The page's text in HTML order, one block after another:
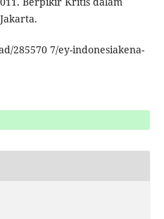
285570 7/ey-indonesiakena-